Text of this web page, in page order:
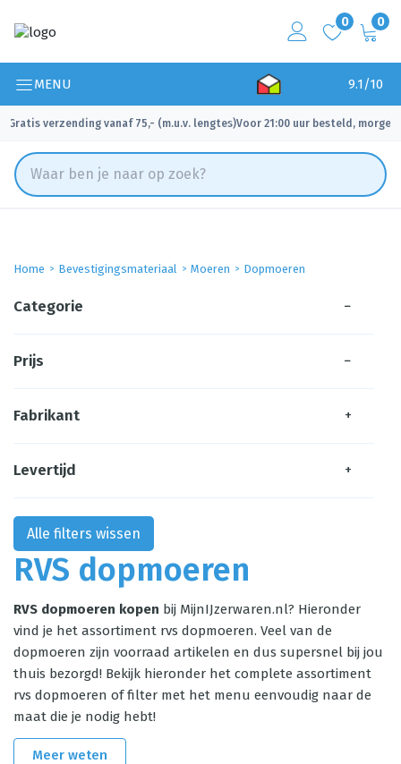
0 0
MENU 9.1/10
Gratis verzending vanaf 75,- (m.u.v. lengtes)
✓ Voor 21:00 uur besteld, morgen
Home Bevestigingsmateriaal Moeren Dopmoeren
RVS dopmoeren
RVS dopmoeren kopen bij MijnIJzerwaren.nl? Hieronder
vind je het assortiment rvs dopmoeren. Veel van de
dopmoeren zijn voorraad artikelen en dus supersnel bij jou
thuis bezorgd! Bekijk hieronder het complete assortiment
rvs dopmoeren of filter met het menu eenvoudig naar de
maat die je nodig hebt!
Meer weten
Categorie −
Prijs −
Fabrikant +
Levertijd +
Alle filters wissen